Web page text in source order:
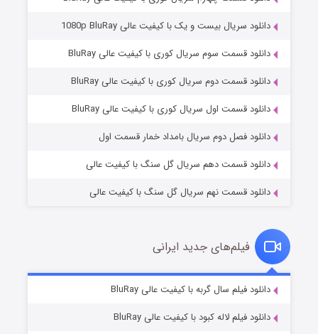
وستی ها
قسمت۱ (زیرنویس) منتشر شد
قسمت۶ (زیرنویس) منتشر شد
دانلود سریال بیست و یک با کیفیت عالی 1080p BluRay
دانلود قسمت سوم سریال کوری با کیفیت عالی BluRay
دانلود قسمت دوم سریال کوری با کیفیت عالی BluRay
دانلود قسمت اول سریال کوری با کیفیت عالی BluRay
دانلود فصل دوم سریال بامداد خمار قسمت اول
دانلود قسمت دهم سریال گل سنگ با کیفیت عالی
دانلود قسمت نهم سریال گل سنگ با کیفیت عالی
فیلم‌های جدید ایرانی
دانلود فیلم سال گربه با کیفیت عالی BluRay
دانلود فیلم لاله کبود با کیفیت عالی BluRay